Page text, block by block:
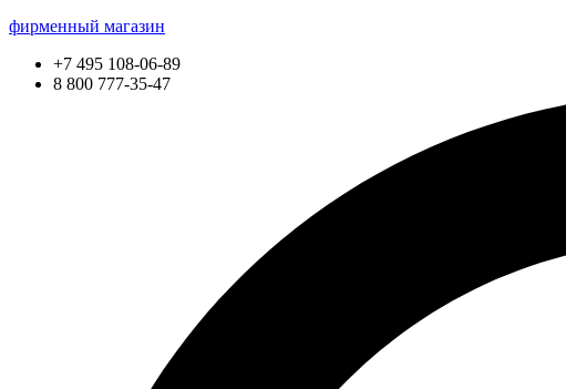
фирменный магазин
+7 495 108-06-89
8 800 777-35-47